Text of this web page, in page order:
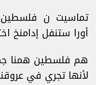
تماسيت ن فلسطين
أورا ستنفل إدامنخ
هم فلسطين همنا
لأنها تجري في